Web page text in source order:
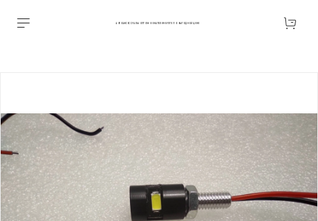
АВТОАКСЕССУАРЫ ОПТОМ В ЕКАТЕРИНБУРГЕ ПО ВЫГОДНОЙ ЦЕНЕ